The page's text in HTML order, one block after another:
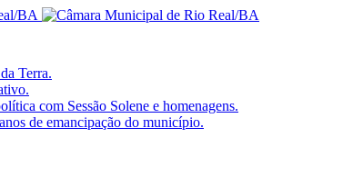
Terra.
com Sessão Solene e homenagens.
de emancipação do município.